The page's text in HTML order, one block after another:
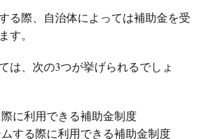
る際、自治体によっては補助金を受
す。
は、次の3つが挙げられるでしょ
に利用できる補助金制度
する際に利用できる補助金制度